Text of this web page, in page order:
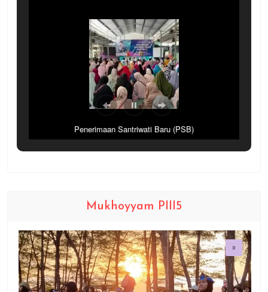
Penerimaan Santriwati Baru (PSB)
Mukhoyyam PIII5